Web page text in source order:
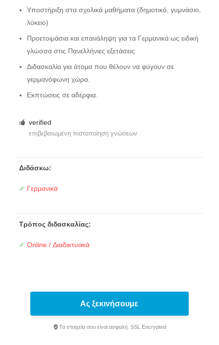
Υποστήριξη στα σχολικά μαθήματα (δημοτικό, γυμνάσιο,
λύκειο)
Προετοιμάσια και επανάληψη για τα Γερμανικά ως ειδική
γλώσσα στις Πανελλήνιες εξετάσεις
Διδασκαλία για άτομα που θέλουν να φύγουν σε
γερμανόφωνη χώρα.
Εκπτώσεις σε αδέρφια.
verified
επιβεβαιωμένη πιστοποίηση γνώσεων
Διδάσκω:
✓ Γερμανικά
Τρόπος διδασκαλίας:
✓ Online / Διαδικτυακά
Ας ξεκινήσουμε
Τα στοιχεία σου είναι ασφαλή. SSL Encrypted